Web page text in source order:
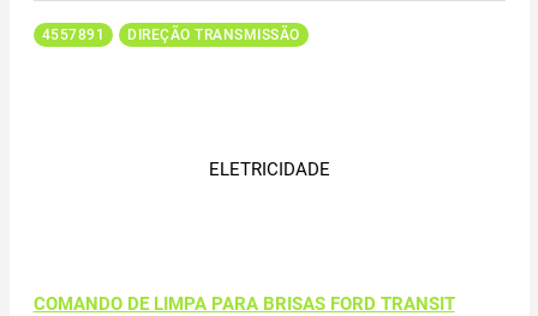
4557891 DIREÇÃO TRANSMISSÃO
ELETRICIDADE
COMANDO DE LIMPA PARA BRISAS FORD TRANSIT